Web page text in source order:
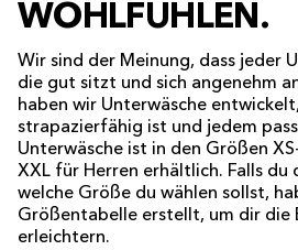
WOHLFÜHLEN.
Wir sind der Meinung, dass jeder
die gut sitzt und sich angenehm
haben wir Unterwäsche
strapazierfähig ist und jedem
Unterwäsche ist in den Größen
XXL für Herren erhältlich. Falls du
welche Größe du wählen sollst,
Größentabelle erstellt, um dir die
erleichtern.